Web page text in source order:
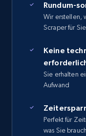
Rundum-
Wir erstellen,
Scraper für Sie
Keine
Sie erhalten
Aufwand
Perfekt für
was Sie